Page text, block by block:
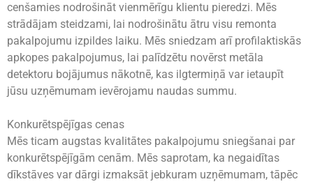
cenšamies nodrošināt vienmērīgu klientu pieredzi. Mēs
strādājam steidzami, lai nodrošinātu ātru visu remonta
pakalpojumu izpildes laiku. Mēs sniedzam arī profilaktiskās
apkopes pakalpojumus, lai palīdzētu novērst metāla
detektoru bojājumus nākotnē, kas ilgtermiņā var ietaupīt
jūsu uzņēmumam ievērojamu naudas summu.
Konkurētspējīgas cenas
Mēs ticam augstas kvalitātes pakalpojumu sniegšanai par
konkurētspējīgām cenām. Mēs saprotam, ka negaidītas
dīkstāves var dārgi izmaksāt jebkuram uzņēmumam, tāpēc